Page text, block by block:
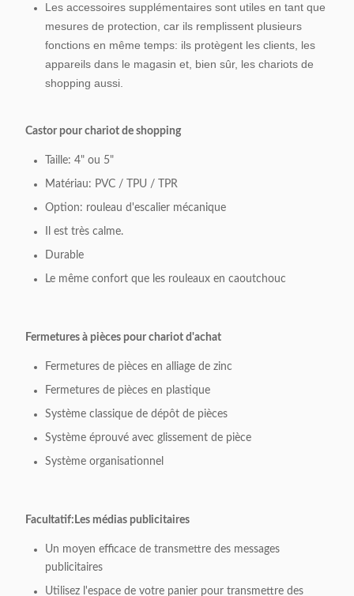
Les accessoires supplémentaires sont utiles en tant que
mesures de protection, car ils remplissent plusieurs
fonctions en même temps: ils protègent les clients, les
appareils dans le magasin et, bien sûr, les chariots de
shopping aussi.
Castor pour chariot de shopping
Taille: 4" ou 5"
Matériau: PVC / TPU / TPR
Option: rouleau d'escalier mécanique
Il est très calme.
Durable
Le même confort que les rouleaux en caoutchouc
Fermetures à pièces pour chariot d'achat
Fermetures de pièces en alliage de zinc
Fermetures de pièces en plastique
Système classique de dépôt de pièces
Système éprouvé avec glissement de pièce
Système organisationnel
Facultatif: Les médias publicitaires
Un moyen efficace de transmettre des messages
publicitaires
Utilisez l'espace de votre panier pour transmettre des